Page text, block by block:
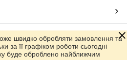
Prom.ua
швидко обробляти замовлення та
за її графіком роботи сьогодні
буде оброблено найближчим